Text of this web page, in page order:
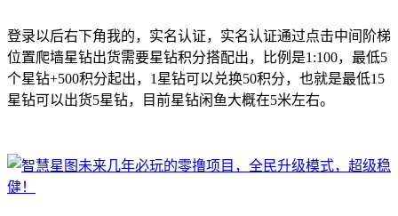
登录以后右下角我的，实名认证，实名认证通过点击中间阶梯
位置爬墙星钻出货需要星钻积分搭配出，比例是1:100，最低5
个星钻+500积分起出，1星钻可以兑换50积分，也就是最低15
星钻可以出货5星钻，目前星钻闲鱼大概在5米左右。